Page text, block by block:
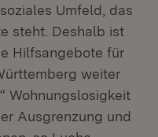
Umfeld, das
steht. Deshalb ist
Hilfsangebote für
weiter
Wohnungslosigkeit
Ausgrenzung und